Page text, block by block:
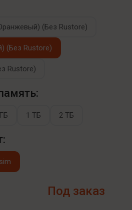
(Без Rustore)
(Без Rustore)
Rustore)
1 ТБ 2 ТБ
Под заказ